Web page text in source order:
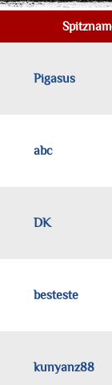
Pigasus
abc
DK
besteste
kunyanz88